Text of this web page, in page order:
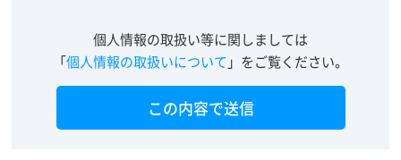
個人情報の取扱い等に関しましては
「個人情報の取扱いについて 」をご覧ください。